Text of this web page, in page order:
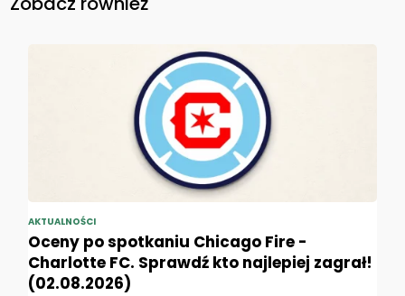
AKTUALNOŚCI
Oceny po spotkaniu Chicago Fire -
Charlotte FC. Sprawdź kto najlepiej zagrał!
(02.08.2026)